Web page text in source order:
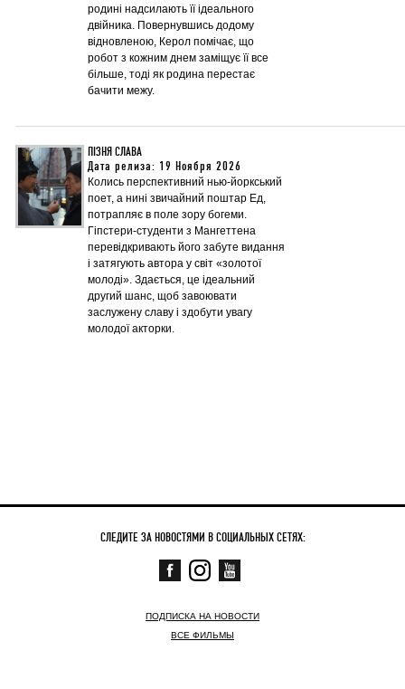
родині надсилають її ідеального
двійника. Повернувшись додому
відновленою, Керол помічає, що
робот з кожним днем заміщує її все
більше, тоді як родина перестає
бачити межу.
ПІЗНЯ СЛАВА
Дата релиза: 19 Ноября 2026
Колись перспективний нью-йоркський
поет, а нині звичайний поштар Ед,
потрапляє в поле зору богеми.
Гіпстери-студенти з Мангеттена
перевідкривають його забуте видання
і затягують автора у світ «золотої
молоді». Здається, це ідеальний
другий шанс, щоб завоювати
заслужену славу і здобути увагу
молодої акторки.
СЛЕДИТЕ ЗА НОВОСТЯМИ В СОЦИАЛЬНЫХ СЕТЯХ:
ПОДПИСКА НА НОВОСТИ
ВСЕ ФИЛЬМЫ